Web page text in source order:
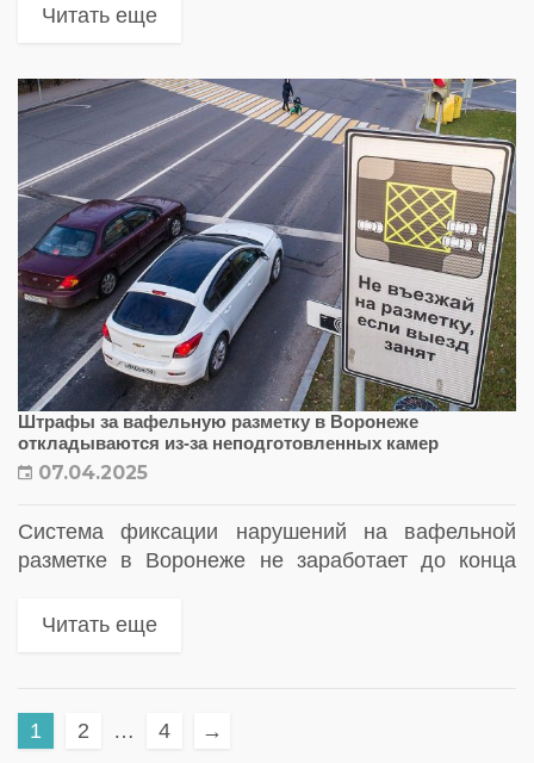
населенных пунктах будут установлены новые
дорогах
Читать еще
Штрафы за вафельную разметку в Воронеже
откладываются из-за неподготовленных камер
07.04.2025
Система фиксации нарушений на вафельной
разметке в Воронеже не заработает до конца
модернизации. Пока водителей не будут
Читать еще
1 2 … 4 →